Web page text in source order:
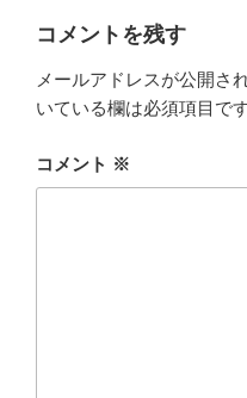
コメントを残す
メールアドレスが公開さ
いている欄は必須項目で
コメント ※